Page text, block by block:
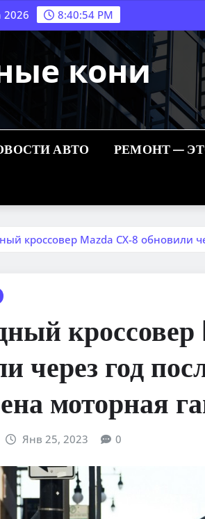
2026 8:40:55 PM
кони
АВТО РЕМОНТ —
кроссовер Mazda CX-8 обновили
через год
моторная
Янв 25, 2023 0